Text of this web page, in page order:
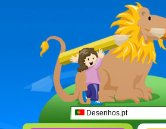
Desenhos.pt